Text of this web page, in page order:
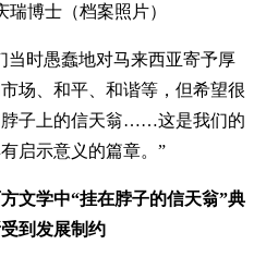
博士（档案照片）
当时愚蠢地对马来西亚寄予厚
场、和平、和谐等，但希望很
子上的信天翁……这是我们的
启示意义的篇章。”
文学中“挂在脖子的信天翁”典
到发展制约